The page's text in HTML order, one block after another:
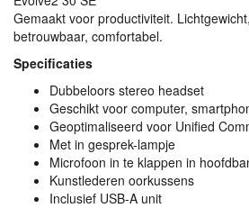
Gemaakt voor productiviteit.
betrouwbaar, comfortabel.
Specificaties
Dubbeloors stereo headset
Geschikt voor computer,
Geoptimaliseerd voor Unified
Met in gesprek-lampje
Microfoon in te klappen in
Kunstlederen oorkussens
Inclusief USB-A unit